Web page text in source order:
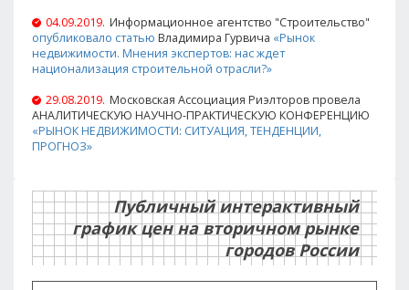
04.09.2019. Информационное агентство "Строительство"
опубликовало статью Владимира Гурвича «Рынок
недвижимости. Мнения экспертов: нас ждет
национализация строительной отрасли?»
29.08.2019. Московская Ассоциация Риэлторов провела
АНАЛИТИЧЕСКУЮ НАУЧНО-ПРАКТИЧЕСКУЮ КОНФЕРЕНЦИЮ
«РЫНОК НЕДВИЖИМОСТИ: СИТУАЦИЯ, ТЕНДЕНЦИИ,
ПРОГНОЗ»
Публичный интерактивный
график цен на вторичном рынке
городов России